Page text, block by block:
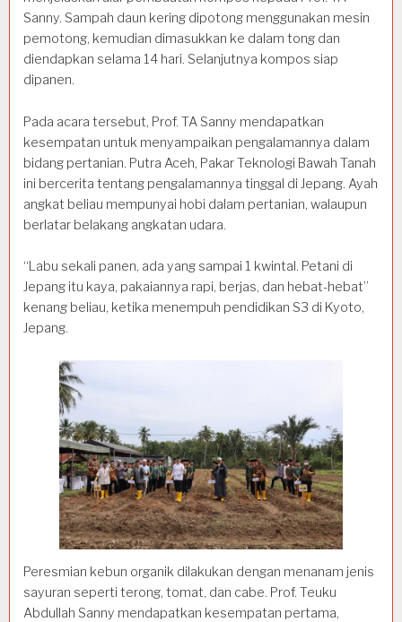
Sanny. Sampah daun kering dipotong menggunakan mesin
pemotong, kemudian dimasukkan ke dalam tong dan
diendapkan selama 14 hari. Selanjutnya kompos siap
dipanen.
Pada acara tersebut, Prof. TA Sanny mendapatkan
kesempatan untuk menyampaikan pengalamannya dalam
bidang pertanian. Putra Aceh, Pakar Teknologi Bawah Tanah
ini bercerita tentang pengalamannya tinggal di Jepang. Ayah
angkat beliau mempunyai hobi dalam pertanian, walaupun
berlatar belakang angkatan udara.
“Labu sekali panen, ada yang sampai 1 kwintal. Petani di
Jepang itu kaya, pakaiannya rapi, berjas, dan hebat-hebat”
kenang beliau, ketika menempuh pendidikan S3 di Kyoto,
Jepang.
Peresmian kebun organik dilakukan dengan menanam jenis
sayuran seperti terong, tomat, dan cabe. Prof. Teuku
Abdullah Sanny mendapatkan kesempatan pertama,